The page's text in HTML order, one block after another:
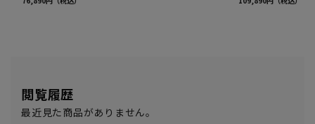
閲覧履歴
最近見た商品がありません。